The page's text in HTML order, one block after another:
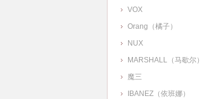
VOX
Orang（橘子）
NUX
MARSHALL（马歇尔）
魔三
IBANEZ（依班娜）